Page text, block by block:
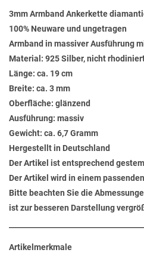
3mm Armband Ankerkette
100% Neuware und ungetragen
Armband in massiver Ausführung
Material: 925 Silber, nicht
Länge: ca. 19 cm
Breite: ca. 3 mm
Oberfläche: glänzend
Ausführung: massiv
Gewicht: ca. 6,7 Gramm
Hergestellt in Deutschland
Der Artikel ist entsprechend
Der Artikel wird in einem
Bitte beachten Sie die
ist zur besseren Darstellung
Artikelmerkmale